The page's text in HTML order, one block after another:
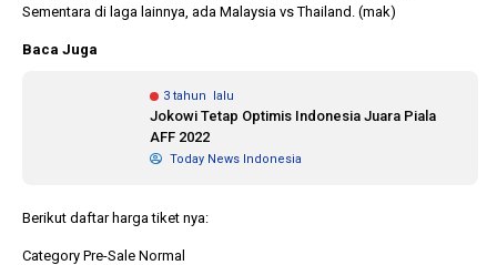
Sementara di laga lainnya, ada Malaysia vs Thailand. (mak)
Baca Juga
3 tahun lalu
Jokowi Tetap Optimis Indonesia Juara Piala
AFF 2022
Today News Indonesia
Berikut daftar harga tiket nya:
Category Pre-Sale Normal